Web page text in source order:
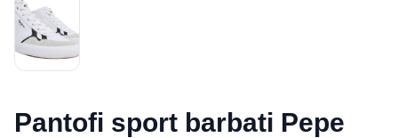
Pantofi sport barbati Pepe